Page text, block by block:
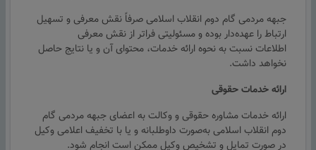
جبهه مردمی گام دوم انقلاب اسلامی صرفاً نقش معرفی و تسهیل
ارتباط را عهده‌دار بوده و مسئولیتی فراتر از نقش معرفی
اطلاعات نسبت به نحوه ارائه خدمات، محتوای آن و یا نتایج حاصل
نخواهد داشت.
ارائه خدمات حقوقی
ارائه خدمات مشاوره حقوقی و وکالت به اعضای جبهه مردمی گام
دوم انقلاب اسلامی به‌صورت داوطلبانه و یا با تخفیف اعلامی وکیل
در صورت تمایل و تشخیص وکیل ممکن است انجام شود.